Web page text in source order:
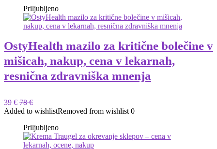
Priljubljeno
OstyHealth mazilo za kritične bolečine v
mišicah, nakup, cena v lekarnah,
resnična zdravniška mnenja
39 € 78 €
Added to wishlistRemoved from wishlist 0
Priljubljeno